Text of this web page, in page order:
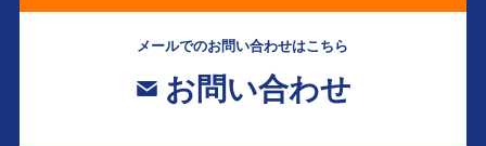
メールでのお問い合わせはこちら
お問い合わせ